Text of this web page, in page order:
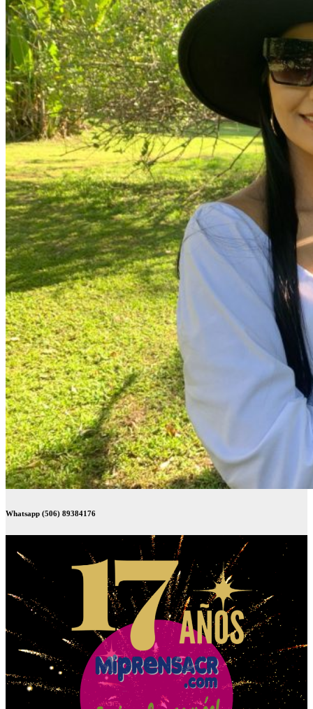
Whatsapp (506) 89384176